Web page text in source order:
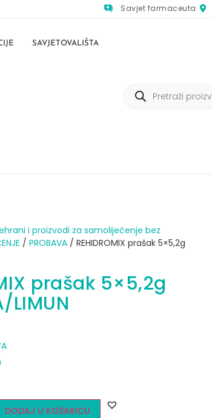
Savjet farmaceuta
SAVJETOVALIŠTA
i proizvodi za samoliječenje bez
/ PROBAVA/ REHIDROMIX prašak 5×5,2g
prašak 5×5,2g
LIMUN
DODAJ U KOŠARICU